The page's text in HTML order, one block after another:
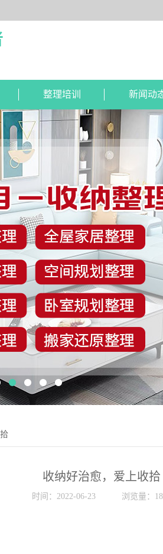
整理培训 新闻动
收纳好治愈，爱上收拾
时间：2022-06-23 浏览量：